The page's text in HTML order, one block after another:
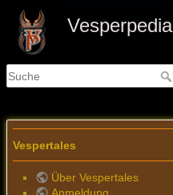
Vesperpedia
Vespertales
Über Vespertales